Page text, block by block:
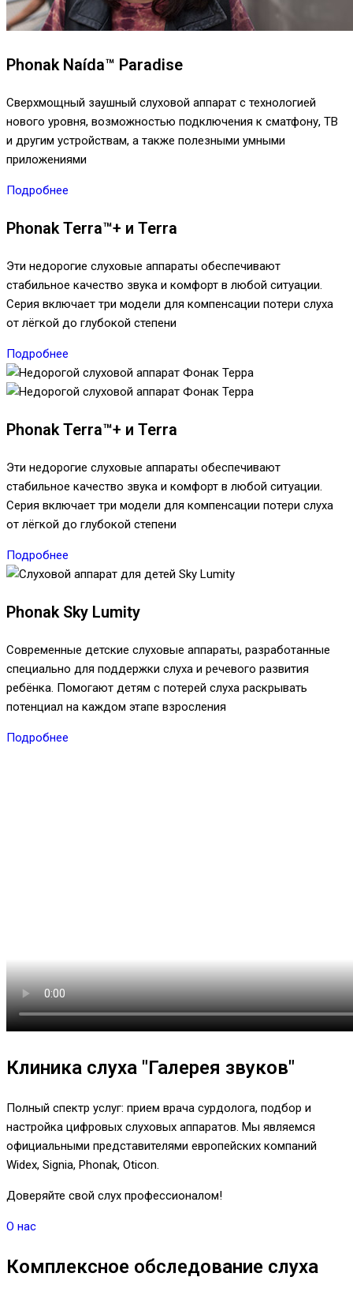
Phonak Naída™ Paradise
Сверхмощный заушный слуховой аппарат с технологией
нового уровня, возможностью подключения к сматфону, ТВ
и другим устройствам, а также полезными умными
приложениями
Подробнее
Phonak Terra™+ и Terra
Эти недорогие слуховые аппараты обеспечивают
стабильное качество звука и комфорт в любой ситуации.
Серия включает три модели для компенсации потери слуха
от лёгкой до глубокой степени
Подробнее
Phonak Terra™+ и Terra
Эти недорогие слуховые аппараты обеспечивают
стабильное качество звука и комфорт в любой ситуации.
Серия включает три модели для компенсации потери слуха
от лёгкой до глубокой степени
Подробнее
Phonak Sky Lumity
Современные детские слуховые аппараты, разработанные
специально для поддержки слуха и речевого развития
ребёнка. Помогают детям с потерей слуха раскрывать
потенциал на каждом этапе взросления
Подробнее
Клиника слуха "Галерея звуков"
Полный спектр услуг: прием врача сурдолога, подбор и
настройка цифровых слуховых аппаратов. Мы являемся
официальными представителями европейских компаний
Widex, Signia, Phonak, Oticon.
Доверяйте свой слух профессионалом!
О нас
Комплексное обследование слуха